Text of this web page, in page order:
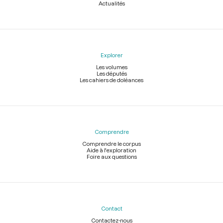
Actualités
Explorer
Les volumes
Les députés
Les cahiers de doléances
Comprendre
Comprendre le corpus
Aide à l'exploration
Foire aux questions
Contact
Contactez-nous